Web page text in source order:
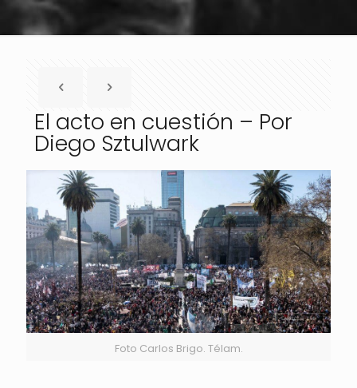
El acto en cuestión – Por
Diego Sztulwark
Foto Carlos Brigo. Télam.